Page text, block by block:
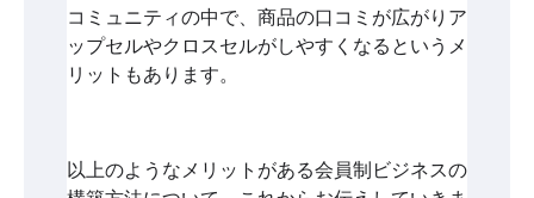
コミュニティの中で、商品の口コミが広がりア
ップセルやクロスセルがしやすくなるというメ
リットもあります。
以上のようなメリットがある会員制ビジネスの